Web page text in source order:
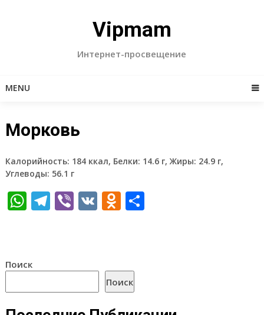
Vipmam
Интернет-просвещение
MENU
Морковь
Калорийность: 184 ккал, Белки: 14.6 г, Жиры: 24.9 г,
Углеводы: 56.1 г
WhatsApp
Telegram
Viber
VKOdnoklassniki
Отправить
Поиск
Поиск